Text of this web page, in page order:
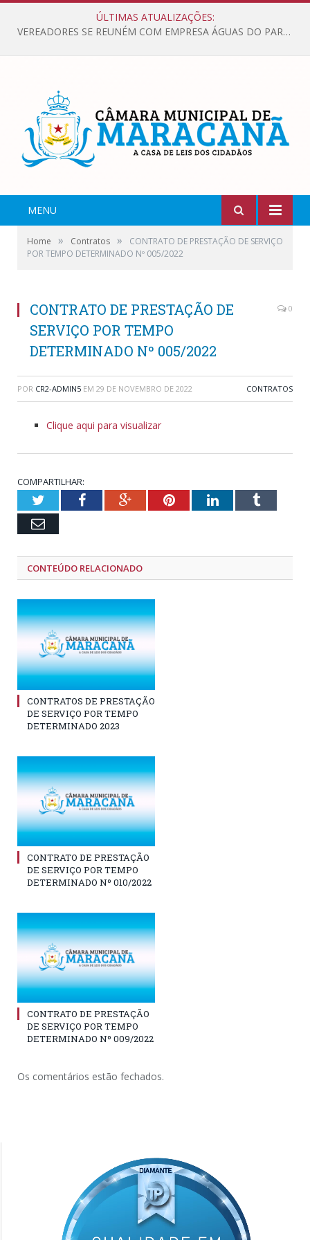
ÚLTIMAS ATUALIZAÇÕES:
VEREADORES SE REUNÉM COM EMPRESA ÁGUAS DO PARÁ, PARA APRESENTAR REIVINDICAÇÕES E MELHORIAS NA QUALIDADE DOS SERVIÇOS OFERECIDOS Á POPULAÇÃO.
MENU
Home » Contratos »
CONTRATO DE PRESTAÇÃO DE SERVIÇO
POR TEMPO DETERMINADO Nº 005/2022
CONTRATO DE PRESTAÇÃO DE
SERVIÇO POR TEMPO
DETERMINADO Nº 005/2022
0
POR CR2-ADMIN5 EM 29 DE NOVEMBRO DE 2022 CONTRATOS
Clique aqui para visualizar
COMPARTILHAR:
TwitterFacebookGoogle+PinterestLinkedInTumblr
Email
CONTEÚDO RELACIONADO
CONTRATOS DE PRESTAÇÃO
DE SERVIÇO POR TEMPO
DETERMINADO 2023
CONTRATO DE PRESTAÇÃO
DE SERVIÇO POR TEMPO
DETERMINADO Nº 010/2022
CONTRATO DE PRESTAÇÃO
DE SERVIÇO POR TEMPO
DETERMINADO Nº 009/2022
Os comentários estão fechados.